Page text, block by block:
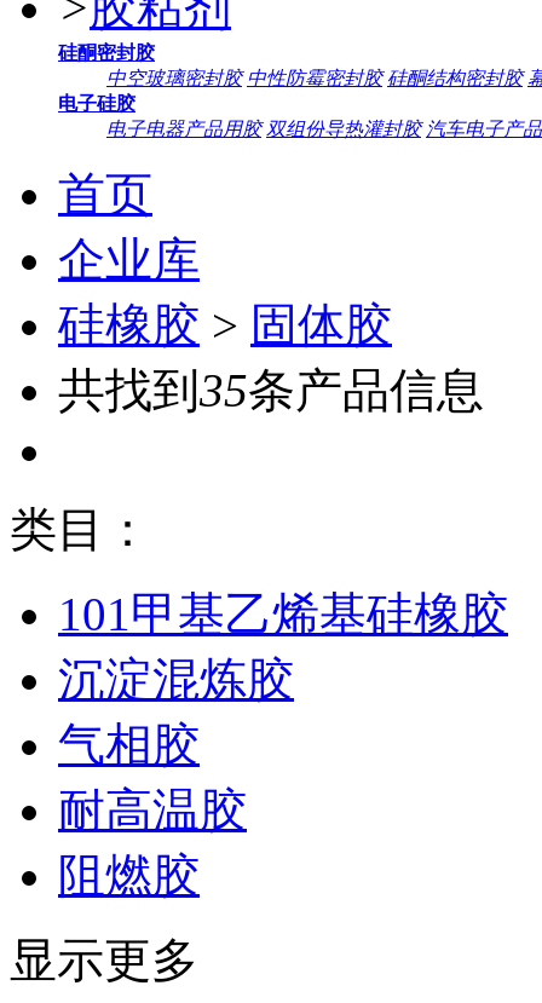
硅酮密封胶
中空玻璃密封胶 中性防霉密封胶 硅酮结构密封胶
电子硅胶
电子电器产品用胶 双组份导热灌封胶 汽车电子产
首页
企业库
硅橡胶 > 固体胶
共找到 35条产品信息
类目：
101甲基乙烯基硅橡胶
沉淀混炼胶
气相胶
耐高温胶
阻燃胶
显示更多